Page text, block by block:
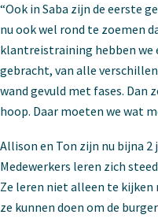
“Ook in Saba zijn de eerste
nu ook wel rond te zoemen
klantreistraining hebben we
gebracht, van alle
wand gevuld met fases. Dan
hoop. Daar moeten we wat
Allison en Ton zijn nu bijna
Medewerkers leren zich
Ze leren niet alleen te kijken
ze kunnen doen om de